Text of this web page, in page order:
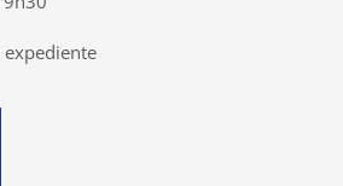
expediente